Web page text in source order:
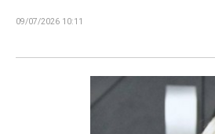
09/07/2026 10:11